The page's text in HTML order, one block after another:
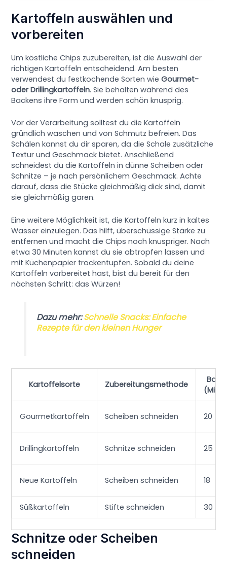
Kartoffeln auswählen und
vorbereiten
Um köstliche Chips zuzubereiten, ist die Auswahl der
richtigen Kartoffeln entscheidend. Am besten
verwendest du festkochende Sorten wieGourmet-
oder Drillingkartoffeln. Sie behalten während des
Backens ihre Form und werden schön knusprig.
Vor der Verarbeitung solltest du die Kartoffeln
gründlich waschen und von Schmutz befreien. Das
Schälen kannst du dir sparen, da die Schale zusätzliche
Textur und Geschmack bietet. Anschließend
schneidest du die Kartoffeln in dünne Scheiben oder
Schnitze – je nach persönlichem Geschmack. Achte
darauf, dass die Stücke gleichmäßig dick sind, damit
sie gleichmäßig garen.
Eine weitere Möglichkeit ist, die Kartoffeln kurz in kaltes
Wasser einzulegen. Das hilft, überschüssige Stärke zu
entfernen und macht die Chips noch knuspriger. Nach
etwa 30 Minuten kannst du sie abtropfen lassen und
mit Küchenpapier trockentupfen. Sobald du deine
Kartoffeln vorbereitet hast, bist du bereit für den
nächsten Schritt: das Würzen!
Dazu mehr:Schnelle Snacks: Einfache
Rezepte für den kleinen Hunger
Kartoffelsorte Zubereitungsmethode
Gourmetkartoffeln Scheiben schneiden 20
Drillingkartoffeln Schnitze schneiden 25
Neue Kartoffeln Scheiben schneiden 18
Süßkartoffeln Stifte schneiden 30
Schnitze oder Scheiben
schneiden